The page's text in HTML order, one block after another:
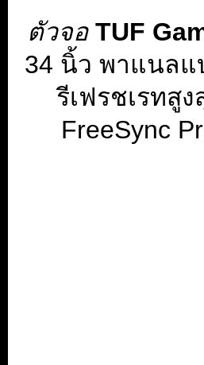
ตัวจอTUF
34 นิ้ว พาแนลแ
รีเฟรชเรทสู
FreeSync